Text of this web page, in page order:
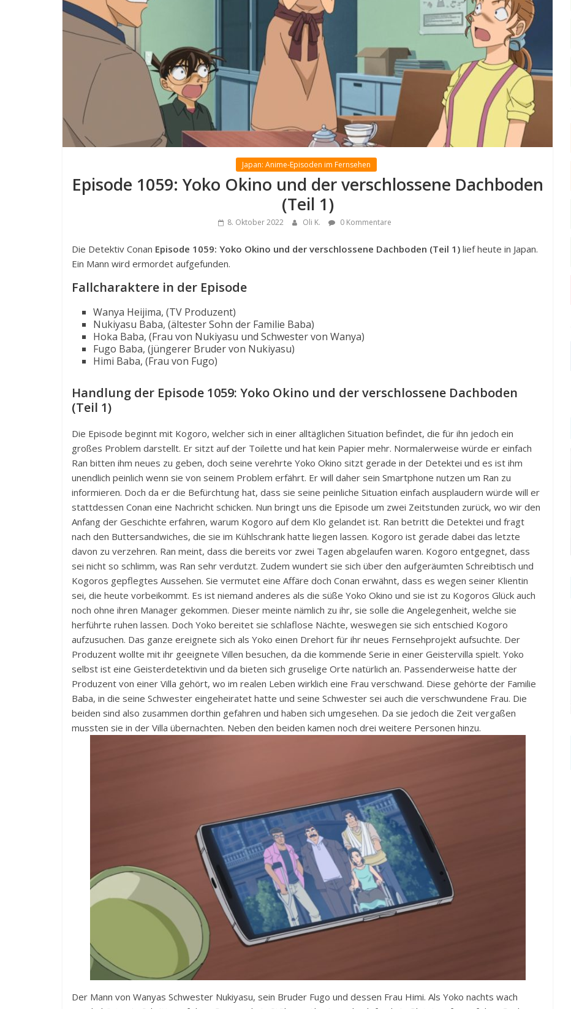
Japan: Anime-Episoden im Fernsehen
Episode 1059: Yoko Okino und der verschlossene Dachboden
(Teil 1)
8. Oktober 2022 Oli K. 0 Kommentare
Die Detektiv Conan Episode 1059: Yoko Okino und der verschlossene Dachboden (Teil 1) lief heute in Japan.
Ein Mann wird ermordet aufgefunden.
Fallcharaktere in der Episode
Wanya Heijima, (TV Produzent)
Nukiyasu Baba, (ältester Sohn der Familie Baba)
Hoka Baba, (Frau von Nukiyasu und Schwester von Wanya)
Fugo Baba, (jüngerer Bruder von Nukiyasu)
Himi Baba, (Frau von Fugo)
Handlung der Episode 1059: Yoko Okino und der verschlossene Dachboden
(Teil 1)
Die Episode beginnt mit Kogoro, welcher sich in einer alltäglichen Situation befindet, die für ihn jedoch ein
großes Problem darstellt. Er sitzt auf der Toilette und hat kein Papier mehr. Normalerweise würde er einfach
Ran bitten ihm neues zu geben, doch seine verehrte Yoko Okino sitzt gerade in der Detektei und es ist ihm
unendlich peinlich wenn sie von seinem Problem erfährt. Er will daher sein Smartphone nutzen um Ran zu
informieren. Doch da er die Befürchtung hat, dass sie seine peinliche Situation einfach ausplaudern würde will er
stattdessen Conan eine Nachricht schicken. Nun bringt uns die Episode um zwei Zeitstunden zurück, wo wir den
Anfang der Geschichte erfahren, warum Kogoro auf dem Klo gelandet ist. Ran betritt die Detektei und fragt
nach den Buttersandwiches, die sie im Kühlschrank hatte liegen lassen. Kogoro ist gerade dabei das letzte
davon zu verzehren. Ran meint, dass die bereits vor zwei Tagen abgelaufen waren. Kogoro entgegnet, dass
sei nicht so schlimm, was Ran sehr verdutzt. Zudem wundert sie sich über den aufgeräumten Schreibtisch und
Kogoros gepflegtes Aussehen. Sie vermutet eine Affäre doch Conan erwähnt, dass es wegen seiner Klientin
sei, die heute vorbeikommt. Es ist niemand anderes als die süße Yoko Okino und sie ist zu Kogoros Glück auch
noch ohne ihren Manager gekommen. Dieser meinte nämlich zu ihr, sie solle die Angelegenheit, welche sie
herführte ruhen lassen. Doch Yoko bereitet sie schlaflose Nächte, weswegen sie sich entschied Kogoro
aufzusuchen. Das ganze ereignete sich als Yoko einen Drehort für ihr neues Fernsehprojekt aufsuchte. Der
Produzent wollte mit ihr geeignete Villen besuchen, da die kommende Serie in einer Geistervilla spielt. Yoko
selbst ist eine Geisterdetektivin und da bieten sich gruselige Orte natürlich an. Passenderweise hatte der
Produzent von einer Villa gehört, wo im realen Leben wirklich eine Frau verschwand. Diese gehörte der Familie
Baba, in die seine Schwester eingeheiratet hatte und seine Schwester sei auch die verschwundene Frau. Die
beiden sind also zusammen dorthin gefahren und haben sich umgesehen. Da sie jedoch die Zeit vergaßen
mussten sie in der Villa übernachten. Neben den beiden kamen noch drei weitere Personen hinzu.
Der Mann von Wanyas Schwester Nukiyasu, sein Bruder Fugo und dessen Frau Himi. Als Yoko nachts wach